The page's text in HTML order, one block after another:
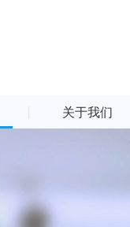
关于我们